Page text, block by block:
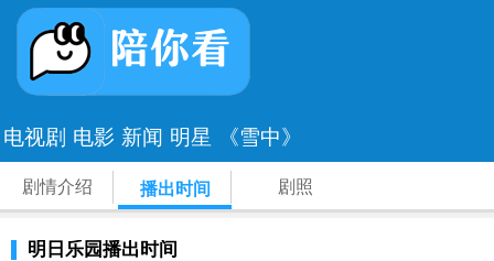
电视剧 电影 新闻 明星 《雪中》
剧情介绍 播出时间 剧照
明日乐园播出时间